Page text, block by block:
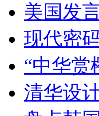
美国发
现代密
“中华赏
清华设